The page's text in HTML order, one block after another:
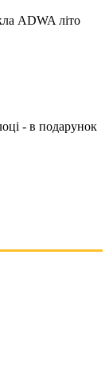
ADWA літо
- в подарунок